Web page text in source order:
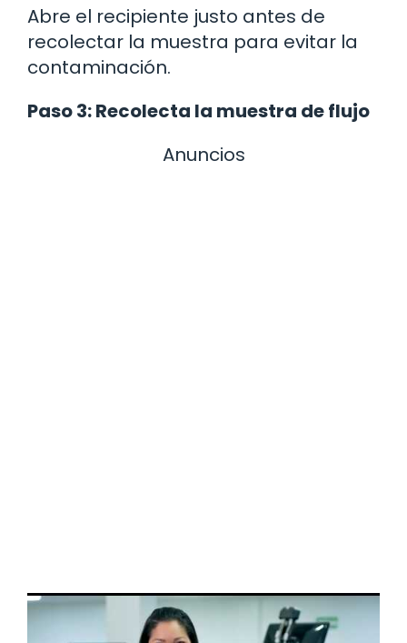
Abre el recipiente justo antes de
recolectar la muestra para evitar la
contaminación.
Paso 3: Recolecta la muestra de flujo
Anuncios